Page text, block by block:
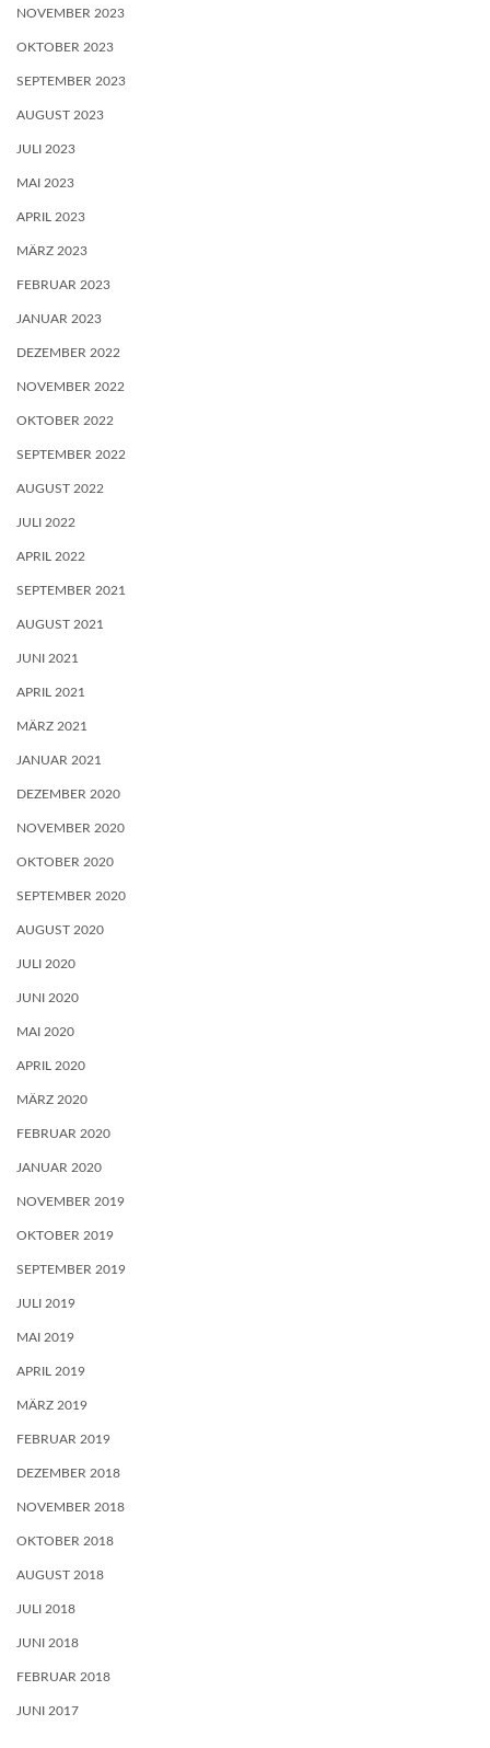
NOVEMBER 2023
OKTOBER 2023
SEPTEMBER 2023
AUGUST 2023
JULI 2023
MAI 2023
APRIL 2023
MÄRZ 2023
FEBRUAR 2023
JANUAR 2023
DEZEMBER 2022
NOVEMBER 2022
OKTOBER 2022
SEPTEMBER 2022
AUGUST 2022
JULI 2022
APRIL 2022
SEPTEMBER 2021
AUGUST 2021
JUNI 2021
APRIL 2021
MÄRZ 2021
JANUAR 2021
DEZEMBER 2020
NOVEMBER 2020
OKTOBER 2020
SEPTEMBER 2020
AUGUST 2020
JULI 2020
JUNI 2020
MAI 2020
APRIL 2020
MÄRZ 2020
FEBRUAR 2020
JANUAR 2020
NOVEMBER 2019
OKTOBER 2019
SEPTEMBER 2019
JULI 2019
MAI 2019
APRIL 2019
MÄRZ 2019
FEBRUAR 2019
DEZEMBER 2018
NOVEMBER 2018
OKTOBER 2018
AUGUST 2018
JULI 2018
JUNI 2018
FEBRUAR 2018
JUNI 2017